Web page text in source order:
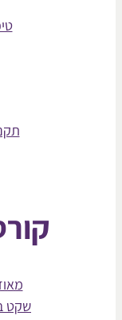
טיפול
תקנון
מאוזנת –
שקט בראש